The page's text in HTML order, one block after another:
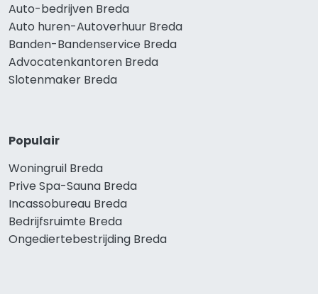
Auto-bedrijven Breda
Auto huren-Autoverhuur Breda
Banden-Bandenservice Breda
Advocatenkantoren Breda
Slotenmaker Breda
Populair
Woningruil Breda
Prive Spa-Sauna Breda
Incassobureau Breda
Bedrijfsruimte Breda
Ongediertebestrijding Breda